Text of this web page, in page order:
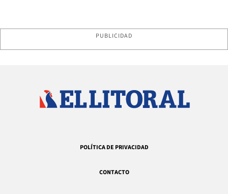
PUBLICIDAD
POLÍTICA DE PRIVACIDAD
CONTACTO